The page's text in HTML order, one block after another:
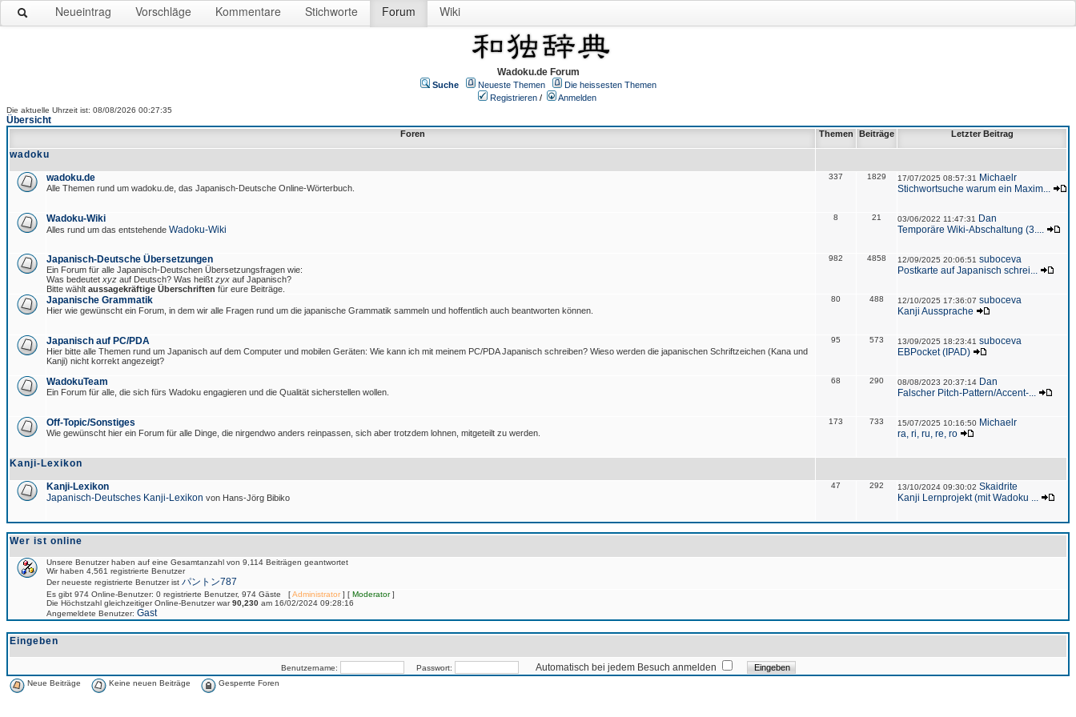
Neueintrag Vorschläge Kommentare Stichworte Forum Wiki
Wadoku.de Forum
Suche Neueste Themen
Die heissesten Themen
Registrieren / Anmelden
Die aktuelle Uhrzeit ist: 08/08/2026 00:27:35
Übersicht
Foren Themen Beiträge Letzter Beitrag
wadoku
wadoku.de
Alle Themen rund um wadoku.de, das Japanisch-Deutsche Online-Wörterbuch.
337 1829 17/07/2025 08:57:31
Michaelr
Stichwortsuche warum ein Maxim...
Wadoku-Wiki
Alles rund um das entstehende Wadoku-Wiki
8 21 03/06/2022 11:47:31
Dan
Temporäre Wiki-Abschaltung (3....
Japanisch-Deutsche Übersetzungen
Ein Forum für alle Japanisch-Deutschen Übersetzungsfragen wie:
Was bedeutet xyz auf Deutsch? Was heißt zyx auf Japanisch?
Bitte wählt aussagekräftige Überschriften für eure Beiträge.
982 4858 12/09/2025 20:06:51 suboceva
Postkarte auf Japanisch schrei...
Japanische Grammatik
Hier wie gewünscht ein Forum, in dem wir alle Fragen rund um die japanische Grammatik sammeln und hoffentlich auch beantworten können.
80 488 12/10/2025 17:36:07 suboceva
Kanji Aussprache
Japanisch auf PC/PDA
Hier bitte alle Themen rund um Japanisch auf dem Computer und mobilen Geräten: Wie kann ich mit meinem PC/PDA Japanisch schreiben? Wieso werden die japanischen Schriftzeichen (Kana und
Kanji) nicht korrekt angezeigt?
95 573 13/09/2025 18:23:41 suboceva
EBPocket (IPAD)
WadokuTeam
Ein Forum für alle, die sich fürs Wadoku engagieren und die Qualität sicherstellen wollen.
68 290 08/08/2023 20:37:14 Dan
Falscher Pitch-Pattern/Accent-...
Off-Topic/Sonstiges
Wie gewünscht hier ein Forum für alle Dinge, die nirgendwo anders reinpassen, sich aber trotzdem lohnen, mitgeteilt zu werden.
173 733 15/07/2025 10:16:50 Michaelr
ra, ri, ru, re, ro
Kanji-Lexikon
Kanji-Lexikon
Japanisch-Deutsches Kanji-Lexikon von Hans-Jörg Bibiko
47 292 13/10/2024 09:30:02 Skaidrite
Kanji Lernprojekt (mit Wadoku ...
Wer ist online
Unsere Benutzer haben auf eine Gesamtanzahl von 9,114 Beiträgen geantwortet
Wir haben 4,561 registrierte Benutzer
Der neueste registrierte Benutzer ist パントン787
Es gibt 974 Online-Benutzer: 0 registrierte Benutzer, 974 Gäste [Administrator] [ Moderator]
Die Höchstzahl gleichzeitiger Online-Benutzer war90,230 am 16/02/2024 09:28:16
Angemeldete Benutzer: Gast
Eingeben
Benutzername: Passwort: Automatisch bei jedem Besuch anmelden
Neue Beiträge Keine neuen Beiträge Gesperrte Foren